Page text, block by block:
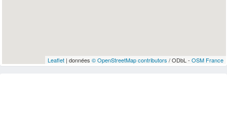
Leaflet| données © OpenStreetMap contributors / ODbL - OSM France